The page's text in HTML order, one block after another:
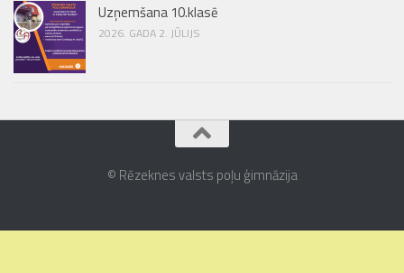
Uzņemšana 10.klasē
2026. GADA 2. JŪLIJS
© Rēzeknes valsts poļu ģimnāzija